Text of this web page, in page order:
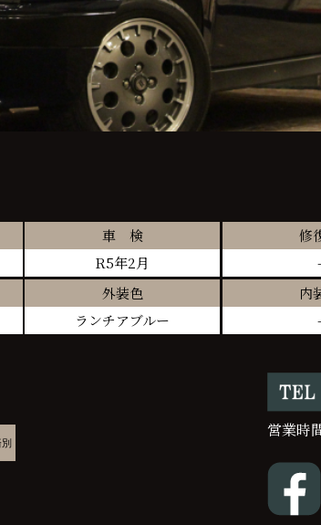
車 検
R5年2月
修
-
外装色
ランチアブルー
内
-
営業時